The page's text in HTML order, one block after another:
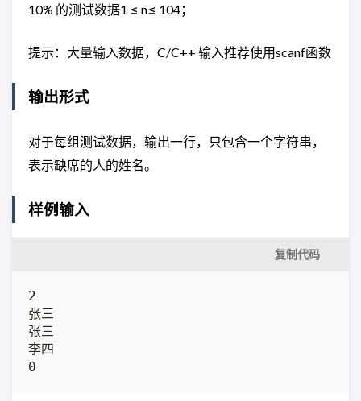
10% 的测试数据1 ≤ n≤ 104；
提示：大量输入数据，C/C++ 输入推荐使用scanf函数
输出形式
对于每组测试数据，输出一行，只包含一个字符串，
表示缺席的人的姓名。
样例输入
复制代码
2
张三
张三
李四
0